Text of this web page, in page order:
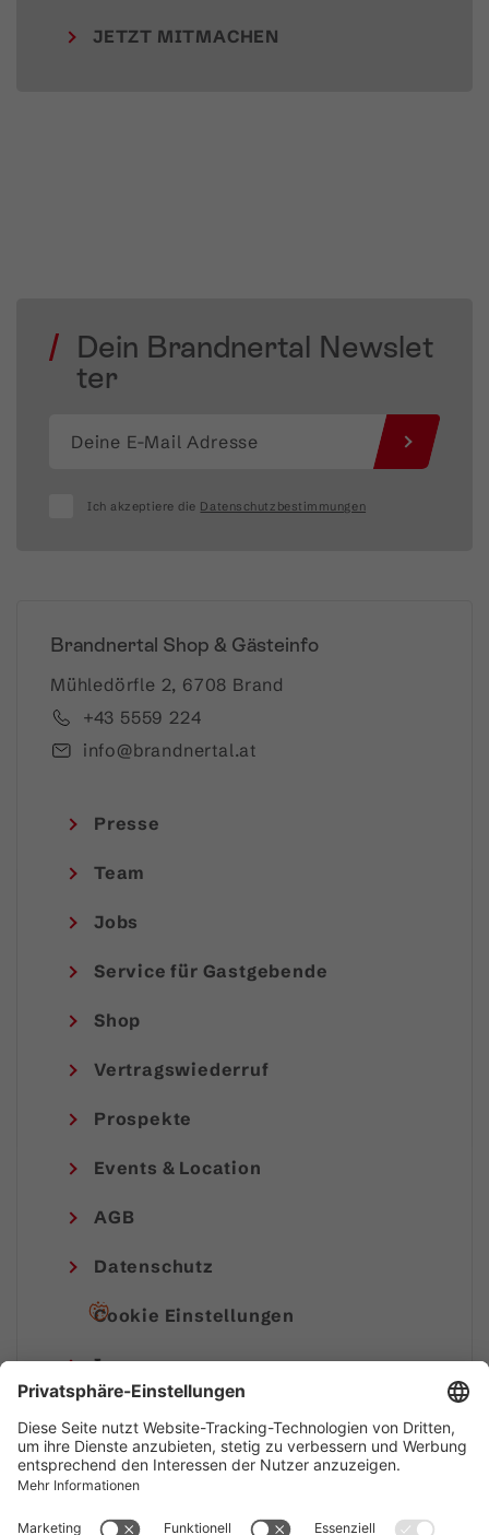
JETZT MITMACHEN
Dein Brandnertal Newslet
ter
Ich akzeptiere die Datenschutzbestimmungen
Brandnertal Shop & Gästeinfo
Mühledörfle 2, 6708 Brand
+43 5559 224
info@brandnertal.at
Presse
Team
Jobs
Service für Gastgebende
Shop
Vertragswiederruf
Prospekte
Events & Location
AGB
Datenschutz
Cookie Einstellungen
Impressum